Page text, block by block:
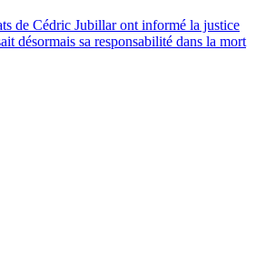
de Cédric Jubillar ont informé la justice
désormais sa responsabilité dans la mort